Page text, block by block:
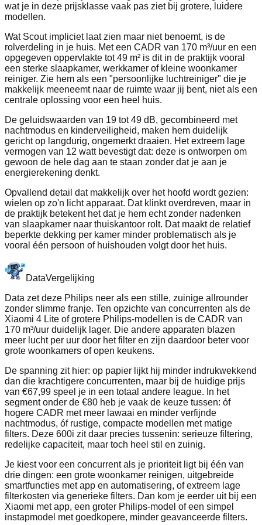
wat je in deze prijsklasse vaak pas ziet bij grotere, luidere
modellen.
Wat Scout impliciet laat zien maar niet benoemt, is de
rolverdeling in je huis. Met een CADR van 170 m³/uur en een
opgegeven oppervlakte tot 49 m² is dit in de praktijk vooral
een sterke slaapkamer, werkkamer of kleine woonkamer
reiniger. Zie hem als een "persoonlijke luchtreiniger" die je
makkelijk meeneemt naar de ruimte waar jij bent, niet als een
centrale oplossing voor een heel huis.
De geluidswaarden van 19 tot 49 dB, gecombineerd met
nachtmodus en kinderveiligheid, maken hem duidelijk
gericht op langdurig, ongemerkt draaien. Het extreem lage
vermogen van 12 watt bevestigt dat: deze is ontworpen om
gewoon de hele dag aan te staan zonder dat je aan je
energierekening denkt.
Opvallend detail dat makkelijk over het hoofd wordt gezien:
wielen op zo'n licht apparaat. Dat klinkt overdreven, maar in
de praktijk betekent het dat je hem echt zonder nadenken
van slaapkamer naar thuiskantoor rolt. Dat maakt de relatief
beperkte dekking per kamer minder problematisch als je
vooral één persoon of huishouden volgt door het huis.
DataVergelijking
Data zet deze Philips neer als een stille, zuinige allrounder
zonder slimme franje. Ten opzichte van concurrenten als de
Xiaomi 4 Lite of grotere Philips-modellen is de CADR van
170 m³/uur duidelijk lager. Die andere apparaten blazen
meer lucht per uur door het filter en zijn daardoor beter voor
grote woonkamers of open keukens.
De spanning zit hier: op papier lijkt hij minder indrukwekkend
dan die krachtigere concurrenten, maar bij de huidige prijs
van €67,99 speel je in een totaal andere league. In het
segment onder de €80 heb je vaak de keuze tussen: óf
hogere CADR met meer lawaai en minder verfijnde
nachtmodus, óf rustige, compacte modellen met matige
filters. Deze 600i zit daar precies tussenin: serieuze filtering,
redelijke capaciteit, maar toch heel stil en zuinig.
Je kiest voor een concurrent als je prioriteit ligt bij één van
drie dingen: een grote woonkamer reinigen, uitgebreide
smartfuncties met app en automatisering, of extreem lage
filterkosten via generieke filters. Dan kom je eerder uit bij een
Xiaomi met app, een groter Philips-model of een simpel
instapmodel met goedkopere, minder geavanceerde filters.